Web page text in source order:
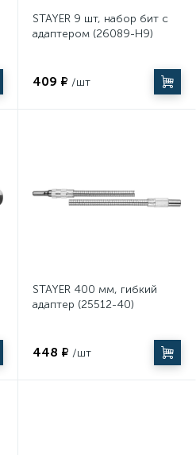
STAYER 9 шт, набор бит с
адаптером (26089-H9)
409 ₽ /шт
STAYER 400 мм, гибкий
адаптер (25512-40)
448 ₽ /шт